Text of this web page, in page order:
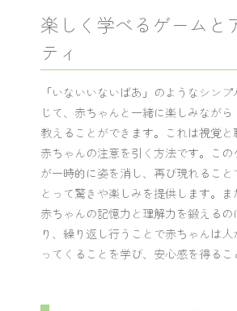
楽しく学べるゲームと
ティ
「いないいないばあ」のようなシン
じて、赤ちゃんと一緒に楽しみなが
教えることができます。これは視覚と
赤ちゃんの注意を引く方法です。こ
が一時的に姿を消し、再び現れること
とって驚きや楽しみを提供します。
赤ちゃんの記憶力と理解力を鍛えるの
り、繰り返し行うことで赤ちゃんは
ってくることを学び、安心感を得るこ